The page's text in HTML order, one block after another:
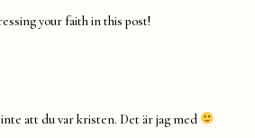
your faith in this post!
att du var kristen. Det är jag med